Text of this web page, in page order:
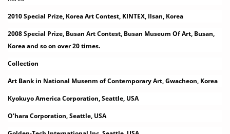
2010 Special Prize, Korea Art Contest, KINTEX, Ilsan, Korea
2008 Special Prize, Busan Art Contest, Busan Museum Of Art, Busan,
Korea and so on over 20 times.
Collection
Art Bank in National Musenm of Contemporary Art, Gwacheon, Korea
Kyokuyo America Corporation, Seattle, USA
O'hara Corporation, Seattle, USA